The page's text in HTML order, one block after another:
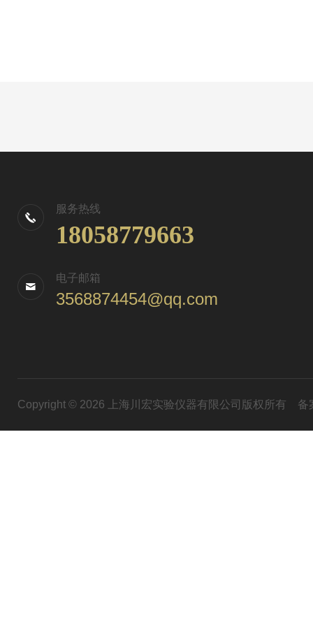
服务热线
18058779663
电子邮箱
3568874454@qq.com
Copyright © 2026 上海川宏实验仪器有限公司版权所有 备